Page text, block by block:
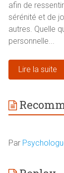
afin de
sérénité et de
autres. Quelle
personnelle...
Lire la suite
Par